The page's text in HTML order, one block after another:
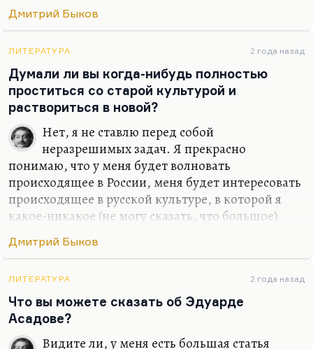
Я мало жил, но я изведал
Небесной Родины я не предал –
Что нет, то нет.
Земную предал неоднократно,
И…
Дмитрий Быков
ЛИТЕРАТУРА 2 года назад
Думали ли вы когда-нибудь полностью
проститься со старой культурой и
раствориться в новой?
Нет, я не ставлю перед собой
неразрешимых задач. Я прекрасно
понимаю, что у меня будет волновать
происходящее в России, меня будет интересовать
происходящее в русской культуре, в которой я
какое-никакое (не могу сказать, что большое)
безусловно. Сужу я об этом прежде всего по
студентов, славистов. Так что нет, я не думал
бросить то, что я там прожил и то, что я там
видел и сделал. Иной вопрос, что писать по-
английски я, конечно, буду. От этого никуда не
Дмитрий Быков
ЛИТЕРАТУРА 2 года назад
Что вы можете сказать об Эдуарде
Асадове?
Видите ли, у меня есть большая статья